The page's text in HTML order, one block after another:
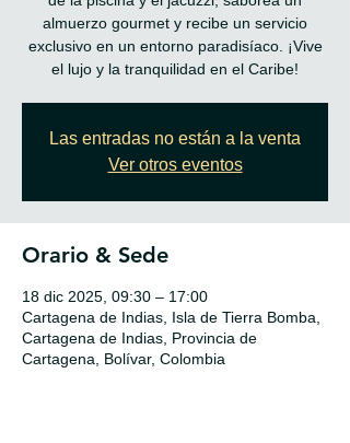
almuerzo gourmet y recibe un servicio
exclusivo en un entorno paradisíaco. ¡Vive
el lujo y la tranquilidad en el Caribe!
Las entradas no están a la venta
Ver otros eventos
Orario & Sede
18 dic 2025, 09:30 – 17:00
Cartagena de Indias, Isla de Tierra Bomba,
Cartagena de Indias, Provincia de
Cartagena, Bolívar, Colombia